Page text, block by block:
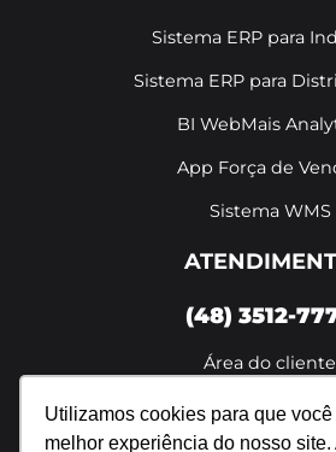
Utilizamos cookies para que você
melhor experiência do nosso
Sistema ERP para
Sistema ERP para
BI WebMais
App Força de
Sistema WMS
(48) 3512-
Área do cliente
De segunda a sexta das